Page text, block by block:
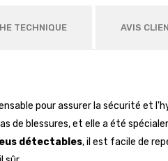
TECHNIQUE AVIS
pour assurer la sécurité et
blessures, et elle a été
détectables, il est facile de